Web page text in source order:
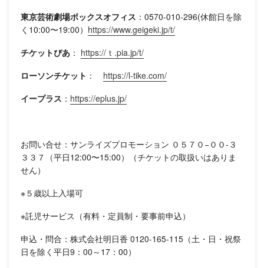
東京芸術劇場ボックスオフィス ：0570-010-296(休館日を除
く10:00〜19:00） https://www.geigeki.jp/t/
チケットぴあ ： https://ｔ.pia.jp/t/
ローソンチケット ： https://l-tike.com/
イープラス ： https://eplus.jp/
お問い合せ：サンライズプロモーション ０５７０−００-３
３３７（平日12:00〜15:00）（チケットの取扱いはありま
せん）
※５歳以上入場可
※託児サービス（有料・定員制・要事前申込）
申込・問合：株式会社明日香 0120-165-115（土・日・祝祭
日を除く平日9：00～17：00）